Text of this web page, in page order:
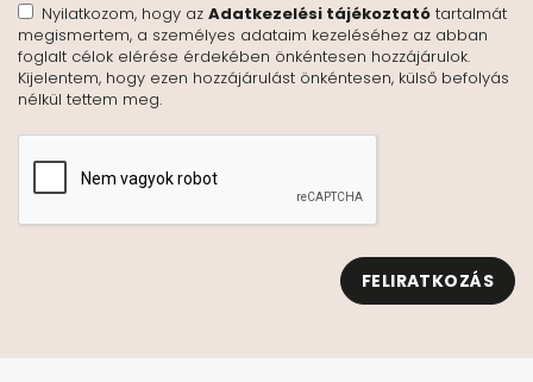
Nyilatkozom, hogy az Adatkezelési tájékoztató tartalmát
megismertem, a személyes adataim kezeléséhez az abban
foglalt célok elérése érdekében önkéntesen hozzájárulok.
Kijelentem, hogy ezen hozzájárulást önkéntesen, külső befolyás
nélkül tettem meg.
FELIRATKOZÁS